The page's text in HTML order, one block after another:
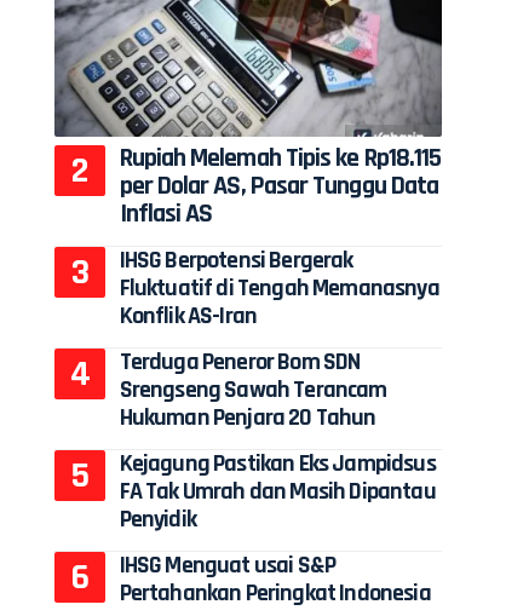
Rupiah Melemah Tipis ke Rp18.115
per Dolar AS, Pasar Tunggu Data
Inflasi AS
IHSG Berpotensi Bergerak
Fluktuatif di Tengah Memanasnya
Konflik AS-Iran
Terduga Peneror Bom SDN
Srengseng Sawah Terancam
Hukuman Penjara 20 Tahun
Kejagung Pastikan Eks Jampidsus
FA Tak Umrah dan Masih Dipantau
Penyidik
IHSG Menguat usai S&P
Pertahankan Peringkat Indonesia